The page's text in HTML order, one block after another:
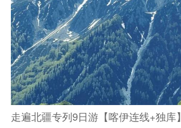
走遍北疆专列9日游【喀伊连线+独库】